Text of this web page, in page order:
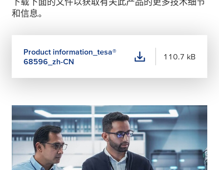
和信息。
Product information_ tesa®
68596_zh-CN
110.7 kB